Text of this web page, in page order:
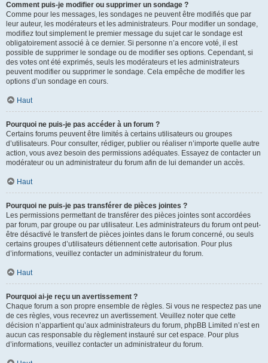
Comment puis-je modifier ou supprimer un sondage ?
Comme pour les messages, les sondages ne peuvent être modifiés que par
leur auteur, les modérateurs et les administrateurs. Pour modifier un sondage,
modifiez tout simplement le premier message du sujet car le sondage est
obligatoirement associé à ce dernier. Si personne n’a encore voté, il est
possible de supprimer le sondage ou de modifier ses options. Cependant, si
des votes ont été exprimés, seuls les modérateurs et les administrateurs
peuvent modifier ou supprimer le sondage. Cela empêche de modifier les
options d’un sondage en cours.
Haut
Pourquoi ne puis-je pas accéder à un forum ?
Certains forums peuvent être limités à certains utilisateurs ou groupes
d’utilisateurs. Pour consulter, rédiger, publier ou réaliser n’importe quelle autre
action, vous avez besoin des permissions adéquates. Essayez de contacter un
modérateur ou un administrateur du forum afin de lui demander un accès.
Haut
Pourquoi ne puis-je pas transférer de pièces jointes ?
Les permissions permettant de transférer des pièces jointes sont accordées
par forum, par groupe ou par utilisateur. Les administrateurs du forum ont peut-
être désactivé le transfert de pièces jointes dans le forum concerné, ou seuls
certains groupes d’utilisateurs détiennent cette autorisation. Pour plus
d’informations, veuillez contacter un administrateur du forum.
Haut
Pourquoi ai-je reçu un avertissement ?
Chaque forum a son propre ensemble de règles. Si vous ne respectez pas une
de ces règles, vous recevrez un avertissement. Veuillez noter que cette
décision n’appartient qu’aux administrateurs du forum, phpBB Limited n’est en
aucun cas responsable du règlement instauré sur cet espace. Pour plus
d’informations, veuillez contacter un administrateur du forum.